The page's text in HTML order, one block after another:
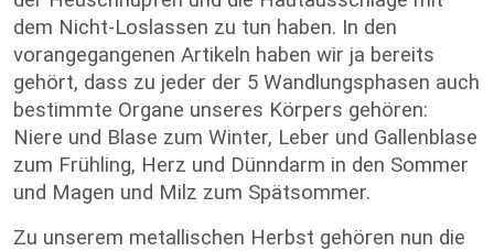
dem Nicht-Loslassen zu tun haben. In den
vorangegangenen Artikeln haben wir ja bereits
gehört, dass zu jeder der 5 Wandlungsphasen auch
bestimmte Organe unseres Körpers gehören:
Niere und Blase zum Winter, Leber und Gallenblase
zum Frühling, Herz und Dünndarm in den Sommer
und Magen und Milz zum Spätsommer.
Zu unserem metallischen Herbst gehören nun die